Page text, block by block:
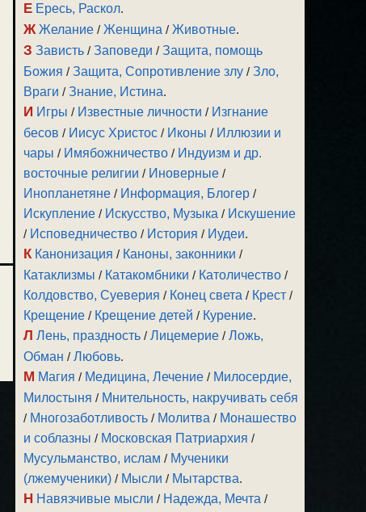
Е Ересь, Раскол.
Ж Желание /Женщина /Животные.
З Зависть /Заповеди /Защита, помощь
Божия /Защита, Сопротивление злу /Зло,
Враги /Знание, Истина.
И Игры / Известные личности / Изгнание
бесов / Иисус Христос / Иконы / Иллюзии и
чары / Имябожничество / Индуизм и др.
восточные религии / Иноверные /
Инопланетяне / Информация, Блогер /
Искупление / Искусство, Музыка / Искушение
/ Исповедничество / История / Иудеи.
К Канонизация / Каноны, законники /
Катаклизмы / Катакомбники / Католичество /
Колдовство, Суеверия / Конец света / Крест /
Крещение / Крещение детей / Курение.
Л Лень, праздность /Лицемерие /Ложь,
Обман /Любовь.
М Магия / Медицина, Лечение / Милосердие,
Милостыня / Мнительность, накручивать себя
/ Многозаботливость / Молитва / Монашество
и соблазны / Московская Патриархия /
Мусульманство, ислам / Мученики
(лжемученики) / Мысли / Мытарства.
Н Навязчивые мысли / Надежда, Мечта /